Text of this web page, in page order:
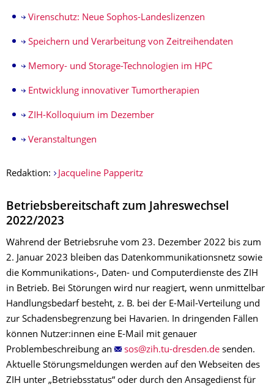
Virenschutz: Neue Sophos-Landeslizenzen
Speichern und Verarbeitung von Zeitreihendaten
Memory- und Storage-Technologien im HPC
Entwicklung innovativer Tumortherapien
ZIH-Kolloquium im Dezember
Veranstaltungen
Redaktion: Jacqueline Papperitz
Betriebsbereitschaft zum Jahreswechsel
2022/2023
Während der Betriebsruhe vom 23. Dezember 2022 bis zum
2. Januar 2023 bleiben das Datenkommunikationsnetz sowie
die Kommunikations-, Daten- und Computerdienste des ZIH
in Betrieb. Bei Störungen wird nur reagiert, wenn unmittelbar
Handlungsbedarf besteht, z. B. bei der E-Mail-Verteilung und
zur Schadensbegrenzung bei Havarien. In dringenden Fällen
können Nutzer:innen eine E-Mail mit genauer
Problembeschreibung an
senden.
Aktuelle Störungsmeldungen werden auf den Webseiten des
ZIH unter „Betriebsstatus“ oder durch den Ansagedienst für